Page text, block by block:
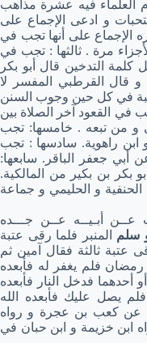
العلماء فيه عشرة مذاهب
و ادعى الإجماع على
الإجماع على أنها تجب في
مرة . ثالثها : تجب في
التدخين قال أبو بكر
و قال القرطبي المفسر لا
في كل حين وجوب السنن
في القعود آخر الصلاة بين
و من تبعه . خامسها: تجب
راهوية. سادسها : تجب
جعفر الباقر. سابعها:
بكر بن بكير من المالكية.
و الحليمي و جماعة
أبـيــه عــن جـــده
سلم المنبر فلما رقى عتبة
ثالثة فقال آمين ثم
فلم يغفر له فأبعده
أحدهما فدخل النار فأبعده
يصل عليك فأبعده الله
عن كعب بن عجرة و رواه
ابن خزيمة و ابن حبان في